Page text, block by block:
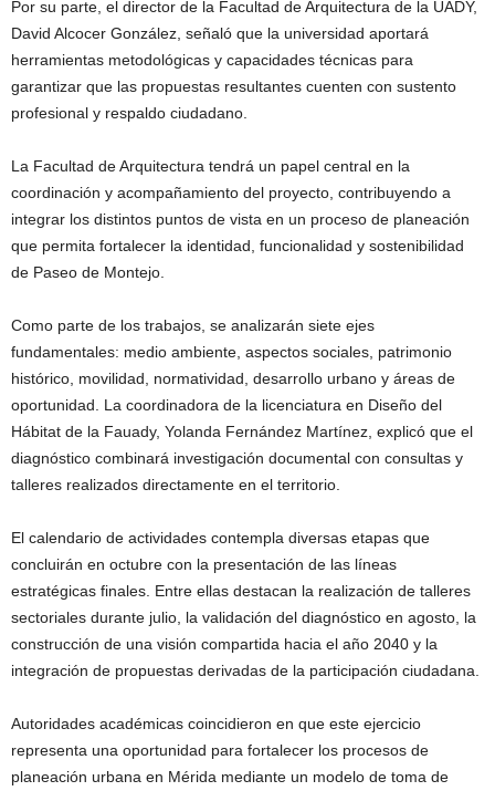
Por su parte, el director de la Facultad de Arquitectura de la UADY,
David Alcocer González, señaló que la universidad aportará
herramientas metodológicas y capacidades técnicas para
garantizar que las propuestas resultantes cuenten con sustento
profesional y respaldo ciudadano.
La Facultad de Arquitectura tendrá un papel central en la
coordinación y acompañamiento del proyecto, contribuyendo a
integrar los distintos puntos de vista en un proceso de planeación
que permita fortalecer la identidad, funcionalidad y sostenibilidad
de Paseo de Montejo.
Como parte de los trabajos, se analizarán siete ejes
fundamentales: medio ambiente, aspectos sociales, patrimonio
histórico, movilidad, normatividad, desarrollo urbano y áreas de
oportunidad. La coordinadora de la licenciatura en Diseño del
Hábitat de la Fauady, Yolanda Fernández Martínez, explicó que el
diagnóstico combinará investigación documental con consultas y
talleres realizados directamente en el territorio.
El calendario de actividades contempla diversas etapas que
concluirán en octubre con la presentación de las líneas
estratégicas finales. Entre ellas destacan la realización de talleres
sectoriales durante julio, la validación del diagnóstico en agosto, la
construcción de una visión compartida hacia el año 2040 y la
integración de propuestas derivadas de la participación ciudadana.
Autoridades académicas coincidieron en que este ejercicio
representa una oportunidad para fortalecer los procesos de
planeación urbana en Mérida mediante un modelo de toma de